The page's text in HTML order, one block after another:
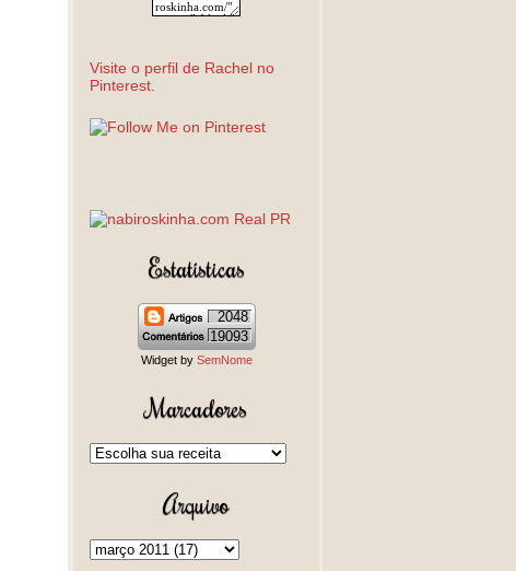
Visite o perfil de Rachel no
Pinterest.
Estatísticas
2048
19093
Widget by SemNome
Marcadores
Arquivo